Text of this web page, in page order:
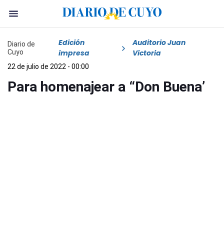
Diario de
Cuyo
Edición
impresa
Auditorio Juan
Victoria
22 de julio de 2022 - 00:00
Para homenajear a “Don Buena’